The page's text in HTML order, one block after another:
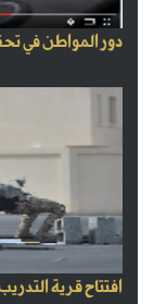
دور المواطن في
افتتاح قرية